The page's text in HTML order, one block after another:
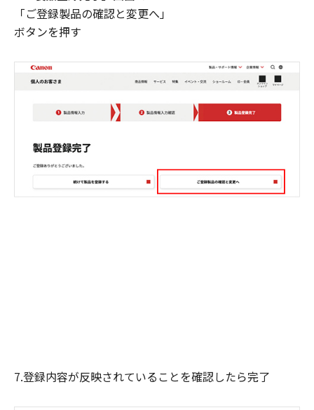
「ご登録製品の確認と変更へ」
ボタンを押す
7.登録内容が反映されていることを確認したら完了